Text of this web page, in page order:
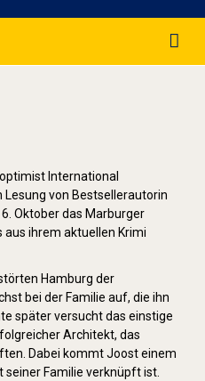
International
von Bestsellerautorin
Oktober das Marburger
aus ihrem aktuellen Krimi
Hamburg der
bei der Familie auf, die ihn
später versucht das einstige
Architekt, das
Dabei kommt Joost einem
seiner Familie verknüpft ist.